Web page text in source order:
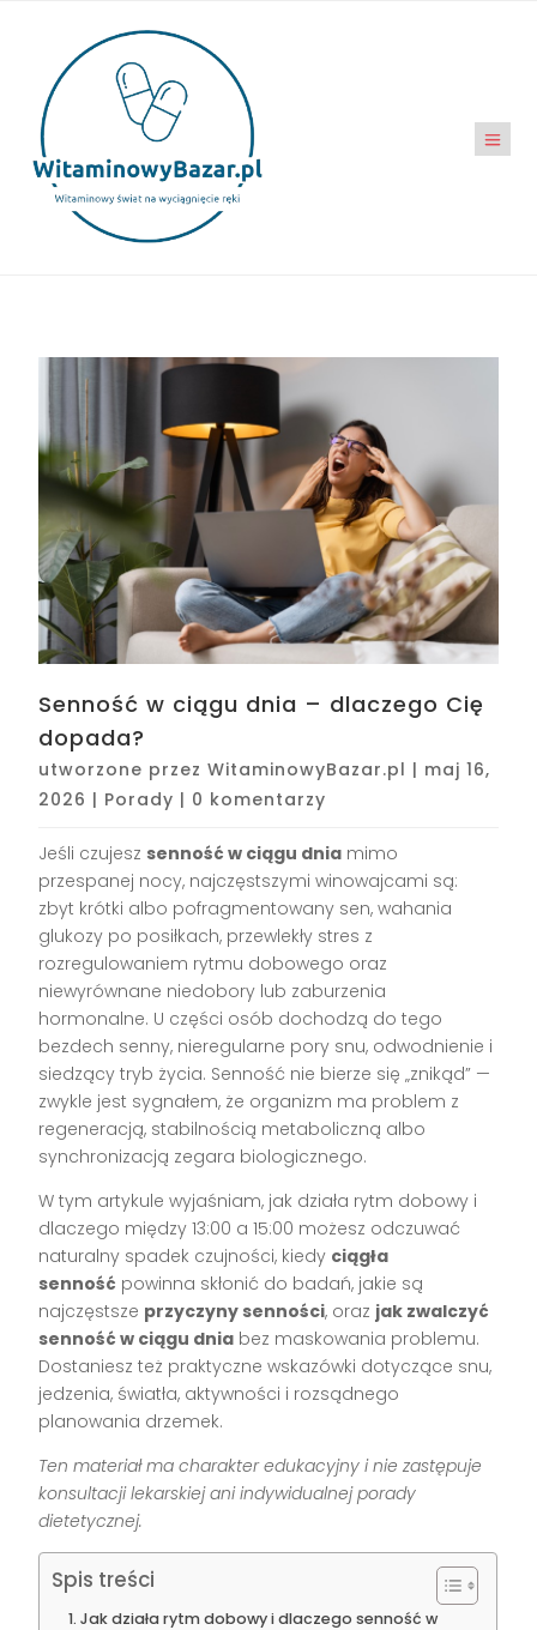
Senność w ciągu dnia – dlaczego Cię
dopada?
utworzone przezWitaminowyBazar.pl | maj 16,
2026 | Porady | 0 komentarzy
Jeśli czujesz senność w ciągu dnia mimo
przespanej nocy, najczęstszymi winowajcami są:
zbyt krótki albo pofragmentowany sen, wahania
glukozy po posiłkach, przewlekły stres z
rozregulowaniem rytmu dobowego oraz
niewyrównane niedobory lub zaburzenia
hormonalne. U części osób dochodzą do tego
bezdech senny, nieregularne pory snu, odwodnienie i
siedzący tryb życia. Senność nie bierze się „znikąd” —
zwykle jest sygnałem, że organizm ma problem z
regeneracją, stabilnością metaboliczną albo
synchronizacją zegara biologicznego.
W tym artykule wyjaśniam, jak działa rytm dobowy i
dlaczego między 13:00 a 15:00 możesz odczuwać
naturalny spadek czujności, kiedy ciągła
senność powinna skłonić do badań, jakie są
najczęstsze przyczyny senności, oraz jak zwalczyć
senność w ciągu dnia bez maskowania problemu.
Dostaniesz też praktyczne wskazówki dotyczące snu,
jedzenia, światła, aktywności i rozsądnego
planowania drzemek.
Ten materiał ma charakter edukacyjny i nie zastępuje
konsultacji lekarskiej ani indywidualnej porady
dietetycznej.
Spis treści
Jak działa rytm dobowy i dlaczego senność w